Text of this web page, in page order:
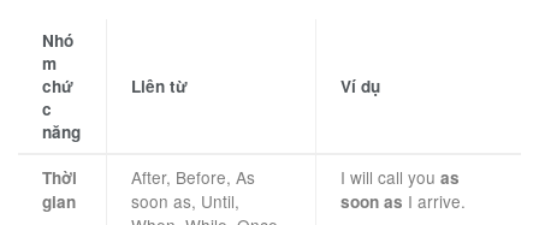
Nhó
m
chứ
c
năng
Liên từ Ví dụ
Thời
gian
After, Before, As
soon as, Until,
I will call you as
soon as I arrive.